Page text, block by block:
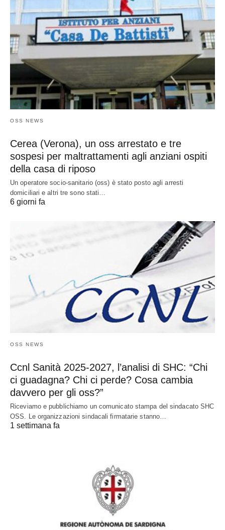
OSS NEWS
Cerea (Verona), un oss arrestato e tre
sospesi per maltrattamenti agli anziani ospiti
della casa di riposo
Un operatore socio-sanitario (oss) è stato posto agli arresti
domiciliari e altri tre sono stati…
6 giorni fa
OSS NEWS
Ccnl Sanità 2025-2027, l’analisi di SHC: “Chi
ci guadagna? Chi ci perde? Cosa cambia
davvero per gli oss?”
Riceviamo e pubblichiamo un comunicato stampa del sindacato SHC
OSS. Le organizzazioni sindacali firmatarie stanno…
1 settimana fa